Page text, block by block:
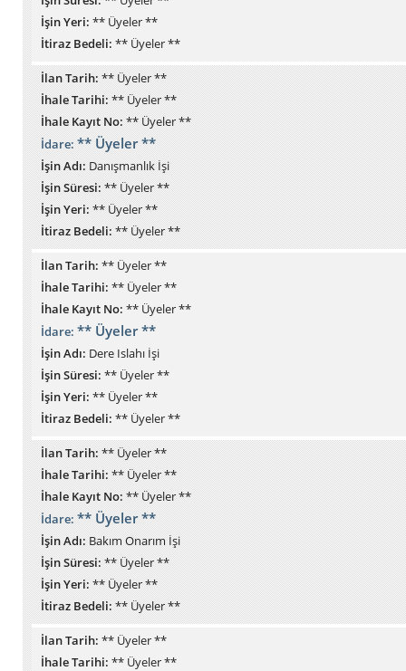
İşin Yeri: ** Üyeler **
İtiraz Bedeli: ** Üyeler **
İlan Tarih:** Üyeler **
İhale Tarihi:** Üyeler **
İhale Kayıt No:** Üyeler **
İdare:** Üyeler **
İşin Adı:Danışmanlık İşi
İşin Süresi:** Üyeler **
İşin Yeri:** Üyeler **
İtiraz Bedeli:** Üyeler **
İlan Tarih: ** Üyeler **
İhale Tarihi: ** Üyeler **
İhale Kayıt No: ** Üyeler **
İdare: ** Üyeler **
İşin Adı: Dere Islahı İşi
İşin Süresi: ** Üyeler **
İşin Yeri: ** Üyeler **
İtiraz Bedeli: ** Üyeler **
İlan Tarih:** Üyeler **
İhale Tarihi:** Üyeler **
İhale Kayıt No:** Üyeler **
İdare:** Üyeler **
İşin Adı:Bakım Onarım İşi
İşin Süresi:** Üyeler **
İşin Yeri:** Üyeler **
İtiraz Bedeli:** Üyeler **
İlan Tarih: ** Üyeler **
İhale Tarihi: ** Üyeler **